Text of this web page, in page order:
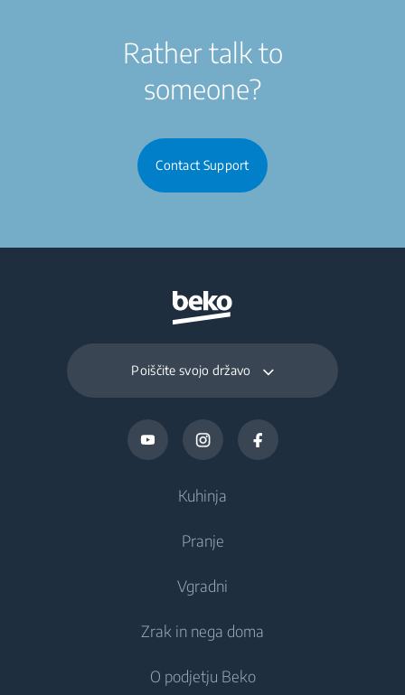
Rather talk to
someone?
Contact Support
Poiščite svojo državo
Kuhinja
Hlajenje
Hladilniki
Zamrzovalniki
Pranje
Pralni stroji
Prostostoječi pralni stroji
Vgradni pralni stroji
Vgradni
Hlajenje
Vgradni hladilniki
Zrak in nega doma
Nega zraka
O podjetju Beko